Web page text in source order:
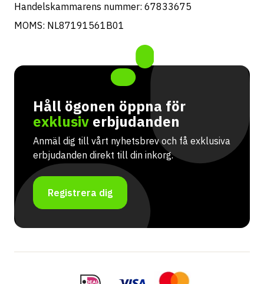
Handelskammarens nummer: 67833675
MOMS: NL87191561B01
Håll ögonen öppna för
exklusiv erbjudanden
Anmäl dig till vårt nyhetsbrev och få exklusiva
erbjudanden direkt till din inkorg.
Registrera dig